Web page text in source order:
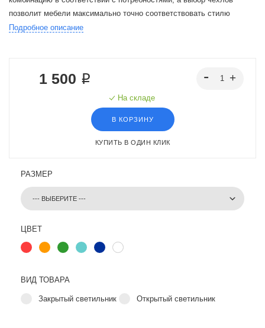
позволит мебели максимально точно соответствовать стилю
интерьера.
Подробное описание
1 500 ₽
На складе
В КОРЗИНУ
КУПИТЬ В ОДИН КЛИК
РАЗМЕР
ЦВЕТ
ВИД ТОВАРА
Закрытый светильник Открытый светильник